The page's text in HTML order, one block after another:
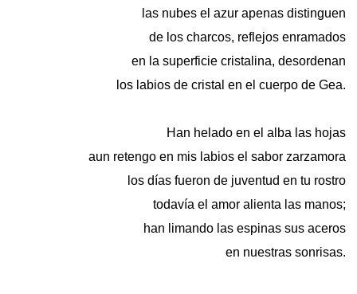
las nubes el azur apenas distinguen
de los charcos, reflejos enramados
en la superficie cristalina, desordenan
los labios de cristal en el cuerpo de Gea.
Han helado en el alba las hojas
aun retengo en mis labios el sabor zarzamora
los días fueron de juventud en tu rostro
todavía el amor alienta las manos;
han limando las espinas sus aceros
en nuestras sonrisas.